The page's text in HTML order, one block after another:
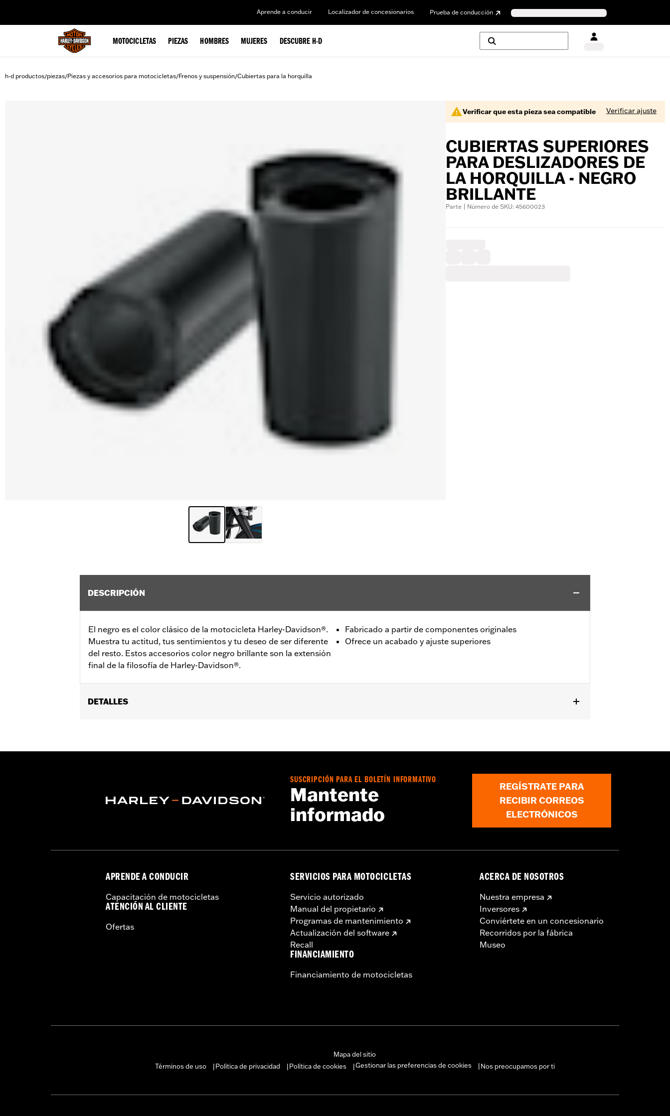
Aprende a conducir Localizador de concesionarios Prueba de conducción
MOTOCICLETAS PIEZAS HOMBRES MUJERES DESCUBRE H-D
h-d productos/piezas/Piezas y accesorios para motocicletas/Frenos y suspensión/Cubiertas para la horquilla
Verificar que esta pieza sea compatible Verificar ajuste
CUBIERTAS SUPERIORES
PARA DESLIZADORES DE
LA HORQUILLA - NEGRO
BRILLANTE
Parte | Número de SKU: 45600023
DESCRIPCIÓN
El negro es el color clásico de la motocicleta Harley-Davidson®.
Muestra tu actitud, tus sentimientos y tu deseo de ser diferente
del resto. Estos accesorios color negro brillante son la extensión
final de la filosofía de Harley-Davidson®.
Fabricado a partir de componentes originales
Ofrece un acabado y ajuste superiores
DETALLES
Installation Instructions
www.h-d.com/warranty
SUSCRIPCIÓN PARA EL BOLETÍN INFORMATIVO
Mantente
informado
REGÍSTRATE PARA
RECIBIR CORREOS
ELECTRÓNICOS
APRENDE A CONDUCIR
Capacitación de motocicletas
ATENCIÓN AL CLIENTE
Ofertas
SERVICIOS PARA MOTOCICLETAS
Servicio autorizado
Manual del propietario
Programas de mantenimiento
Actualización del software
Recall
FINANCIAMIENTO
Financiamiento de motocicletas
ACERCA DE NOSOTROS
Nuestra empresa
Inversores
Conviértete en un concesionario
Recorridos por la fábrica
Museo
Mapa del sitio
Términos de uso
Política de privacidad Política de cookies Gestionar las preferencias de cookies Nos preocupamos por ti